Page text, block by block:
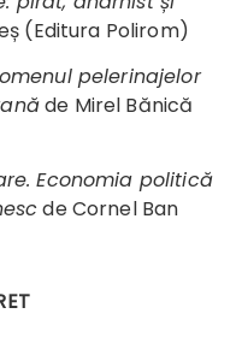
(Editura Polirom)
pelerinajelor
de Mirel Bănică
Economia politică
de Cornel Ban